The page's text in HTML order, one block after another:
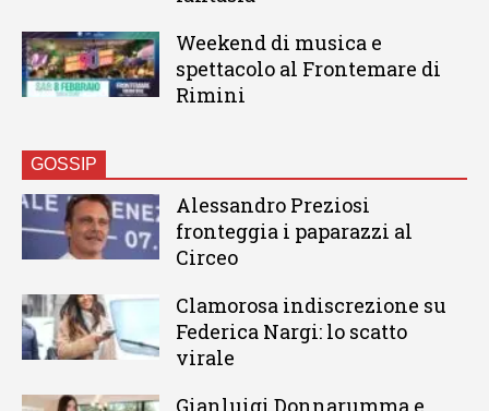
Weekend di musica e
spettacolo al Frontemare di
Rimini
GOSSIP
Alessandro Preziosi
fronteggia i paparazzi al
Circeo
Clamorosa indiscrezione su
Federica Nargi: lo scatto
virale